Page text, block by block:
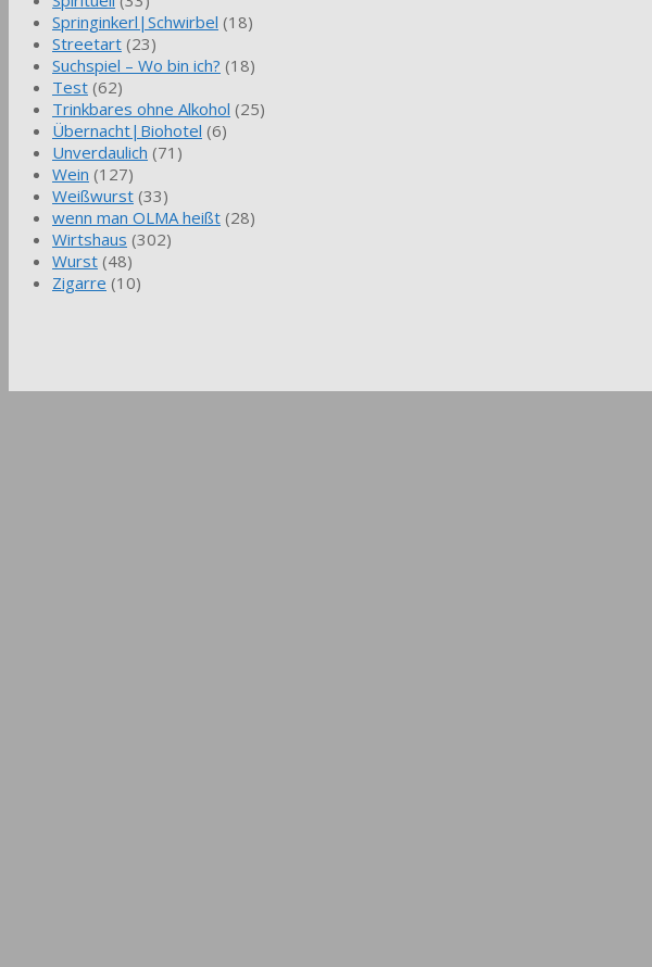
Springinkerl|Schwirbel (18)
Streetart (23)
Suchspiel – Wo bin ich? (18)
Test (62)
Trinkbares ohne Alkohol (25)
Übernacht|Biohotel (6)
Unverdaulich (71)
Wein (127)
Weißwurst (33)
wenn man OLMA heißt (28)
Wirtshaus (302)
Wurst (48)
Zigarre (10)